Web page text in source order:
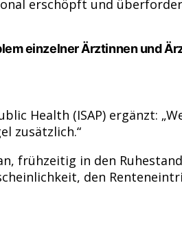
erschöpft und
einzelner Ärztinnen und
Health (ISAP) ergänzt:
zusätzlich.“
frühzeitig in den
den